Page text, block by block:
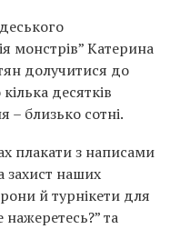
монстрів” Катерина
долучитися до
десятків
– близько сотні.
плакати з написами
захист наших
й турнікети для
та